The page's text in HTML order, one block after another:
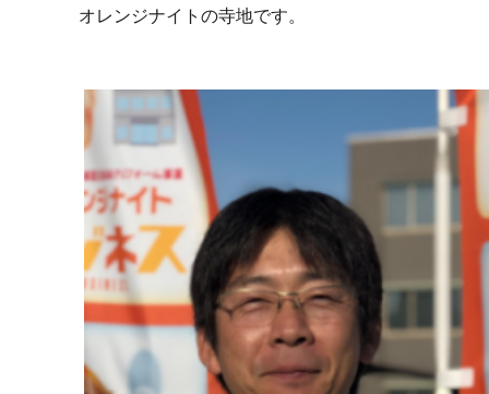
オレンジナイトの寺地です。